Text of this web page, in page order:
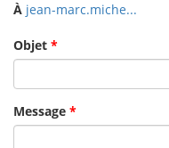
À jean-marc.miche...
Objet *
Message *